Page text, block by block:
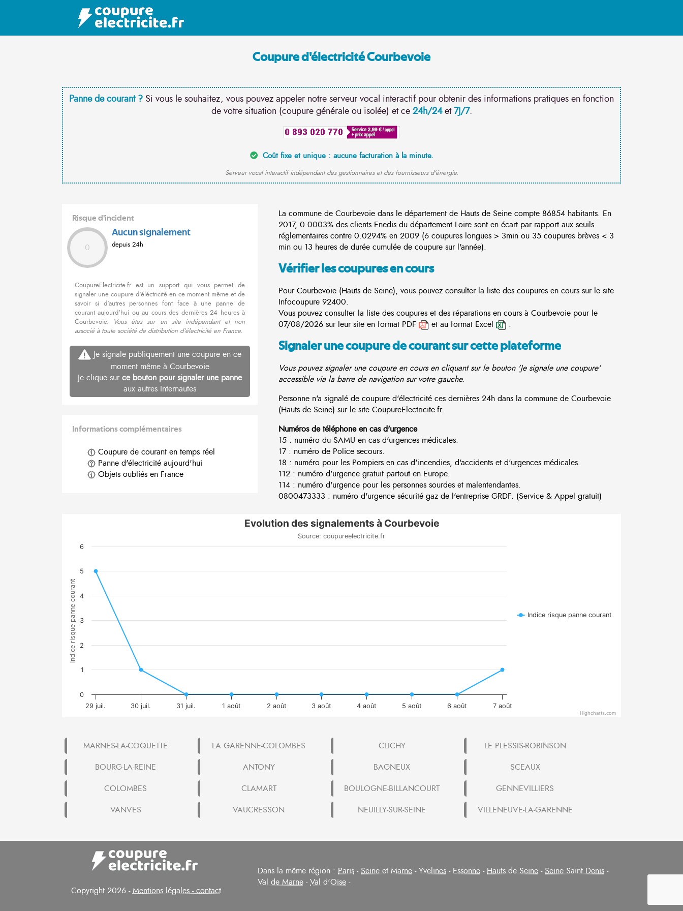
Coupure d'électricité Courbevoie
Panne de courant ? Si vous le souhaitez, vous pouvez appeler notre serveur vocal interactif pour obtenir des informations pratiques en fonction
de votre situation (coupure générale ou isolée) et ce 24h/24et7J/7.
Coût fixe et unique : aucune facturation à la minute.
Serveur vocal interactif indépendant des gestionnaires et des fournisseurs d'énergie.
Risque d'incident
0
Aucun signalement
depuis 24h
CoupureElectricite.fr est un support qui vous permet de
signaler une coupure d'éléctricité en ce moment même et de
savoir si d'autres personnes font face à une panne de
courant aujourd'hui ou au cours des dernières 24 heures à
Courbevoie.
Vous êtes sur un site indépendant et non
associé à toute société de distribution d'électricité en France.
Je signale publiquement une coupure en ce
moment même à Courbevoie
Je clique sur ce bouton pour signaler une panne
aux autres Internautes
Informations complémentaires
Coupure de courant en temps réel
Panne d'électricité aujourd'hui
Objets oubliés en France
La commune de Courbevoie dans le département de Hauts de Seine compte 86854 habitants. En
2017, 0.0003% des clients Enedis du département Loire sont en écart par rapport aux seuils
réglementaires contre 0.0294% en 2009 (6 coupures longues > 3min ou 35 coupures brèves < 3
min ou 13 heures de durée cumulée de coupure sur l'année).
Vérifier les coupures en cours
Pour Courbevoie (Hauts de Seine), vous pouvez consulter la liste des coupures en cours sur le site
Infocoupure 92400.
Vous pouvez consulter la liste des coupures et des réparations en cours à Courbevoie pour le
07/08/2026 sur leur site en format PDF
et au format Excel .
Signaler une coupure de courant sur cette plateforme
Vous pouvez signaler une coupure en cours en cliquant sur le bouton 'Je signale une coupure'
accessible via la barre de navigation sur votre gauche.
Personne n'a signalé de coupure d'électricité ces dernières 24h dans la commune de Courbevoie
(Hauts de Seine) sur le site CoupureElectricite.fr.
Numéros de téléphone en cas d'urgence
15 : numéro du SAMU en cas d'urgences médicales.
17 : numéro de Police secours.
18 : numéro pour les Pompiers en cas d'incendies, d'accidents et d'urgences médicales.
112 : numéro d'urgence gratuit partout en Europe.
114 : numéro d'urgence pour les personnes sourdes et malentendantes.
0800473333 : numéro d'urgence sécurité gaz de l'entreprise GRDF. (Service & Appel gratuit)
Indice risque panne courant
Evolution des signalements à Courbevoie
Source: coupureelectricite.fr
Indice risque panne courant
29 juil. 30 juil. 31 juil. 1 août 2 août 3 août 4 août 5 août 6 août 7 août
0
1
2
3
4
5
6
Highcharts.com
MARNES-LA-COQUETTE LA GARENNE-COLOMBES CLICHY
LE PLESSIS-ROBINSON
BOURG-LA-REINE
ANTONY BAGNEUX
SCEAUX
COLOMBES
CLAMART BOULOGNE-BILLANCOURT
GENNEVILLIERS
VANVES
VAUCRESSON NEUILLY-SUR-SEINE VILLENEUVE-LA-GARENNE
Copyright 2026 -Mentions légales - contact
Dans la même région : Paris -Seine et Marne -Yvelines -Essonne -Hauts de Seine -Seine Saint Denis -
Val de Marne -Val d'Oise -